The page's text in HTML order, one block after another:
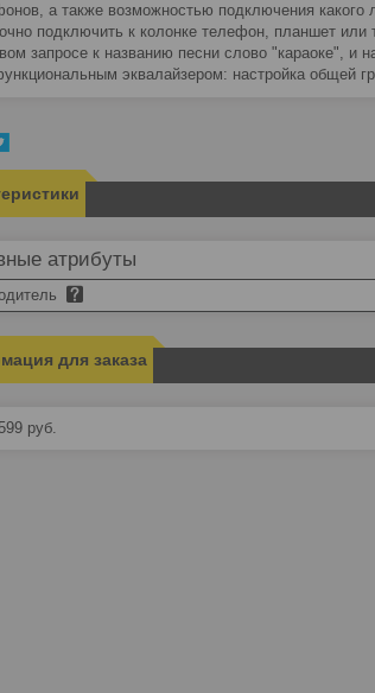
а также возможностью подключения какого
подключить к колонке телефон, планшет
запросе к названию песни слово "караоке", и
эквалайзером: настройка общей
атрибуты
для заказа
599 руб.